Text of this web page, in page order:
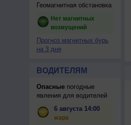
Геомагнитная обстановка
Нет магнитных
возмущений
Прогноз магнитных бурь
на 3 дня
ВОДИТЕЛЯМ
Опасныепогодные
явления для водителей
6 августа 14:00
жара